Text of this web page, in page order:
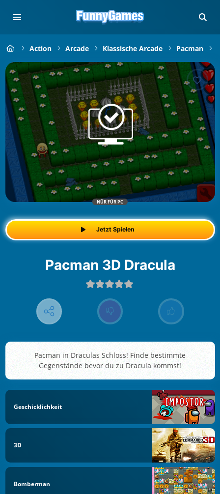
Action Arcade Klassische Arcade Pacman
NÜR FÜR PC
Jetzt Spielen
Pacman 3D Dracula
Pacman in Draculas Schloss! Finde bestimmte
Gegenstände bevor du zu Dracula kommst!
Geschicklichkeit
3D
Bomberman